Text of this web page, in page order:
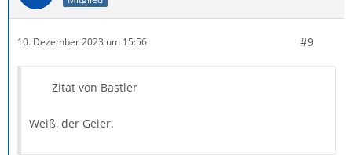
10. Dezember 2023 um 15:56 #9
Zitat von Bastler
Weiß, der Geier.